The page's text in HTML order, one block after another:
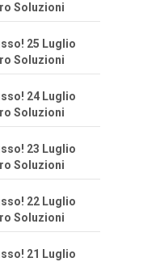
Soluzioni
25 Luglio
Soluzioni
24 Luglio
Soluzioni
23 Luglio
Soluzioni
22 Luglio
Soluzioni
21 Luglio